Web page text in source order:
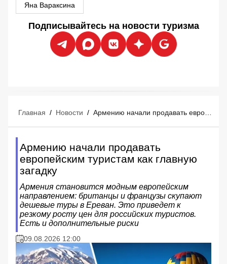
Яна Вараксина
Подписывайтесь на новости туризма
Главная / Новости /
Армению начали продавать
европейским туристам как главную
загадку
Армения становится модным европейским
направлением: британцы и французы скупают
дешевые туры в Ереван. Это приведет к
резкому росту цен для российских туристов.
Есть и дополнительные риски
09.08.2026 12:00